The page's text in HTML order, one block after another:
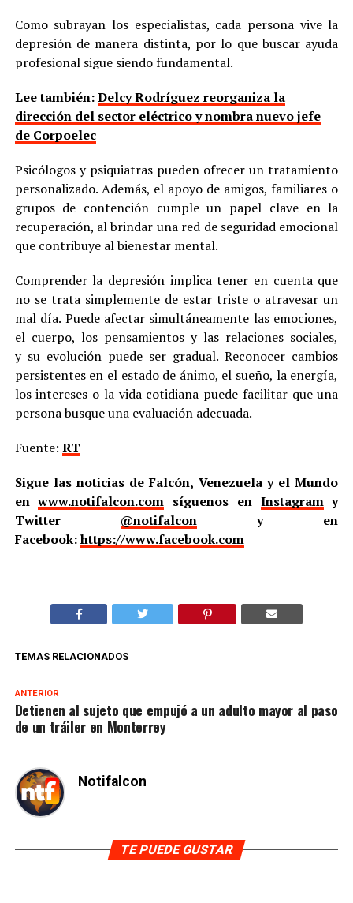
Como subrayan los especialistas, cada persona vive la
depresión de manera distinta, por lo que buscar ayuda
profesional sigue siendo fundamental.
Lee también:Delcy Rodríguez reorganiza la
dirección del sector eléctrico y nombra nuevo jefe
de Corpoelec
Psicólogos y psiquiatras pueden ofrecer un tratamiento
personalizado. Además, el apoyo de amigos, familiares o
grupos de contención cumple un papel clave en la
recuperación, al brindar una red de seguridad emocional
que contribuye al bienestar mental.
Comprender la depresión implica tener en cuenta que
no se trata simplemente de estar triste o atravesar un
mal día. Puede afectar simultáneamente las emociones,
el cuerpo, los pensamientos y las relaciones sociales,
y su evolución puede ser gradual. Reconocer cambios
persistentes en el estado de ánimo, el sueño, la energía,
los intereses o la vida cotidiana puede facilitar que una
persona busque una evaluación adecuada.
Fuente: RT
Sigue las noticias de Falcón, Venezuela y el Mundo
enwww.notifalcon.com síguenos en Instagramy
Twitter @notifalcony en
Facebook:https://www.facebook.com
TEMAS RELACIONADOS
ANTERIOR
Detienen al sujeto que empujó a un adulto mayor al paso
de un tráiler en Monterrey
Notifalcon
TE PUEDE GUSTAR